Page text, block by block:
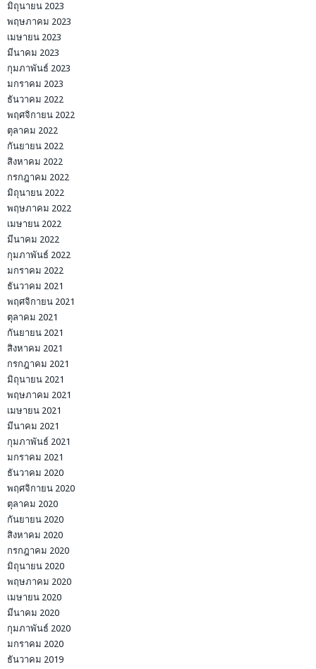
มิถุนายน 2023
พฤษภาคม 2023
เมษายน 2023
มีนาคม 2023
กุมภาพันธ์ 2023
มกราคม 2023
ธันวาคม 2022
พฤศจิกายน 2022
ตุลาคม 2022
กันยายน 2022
สิงหาคม 2022
กรกฎาคม 2022
มิถุนายน 2022
พฤษภาคม 2022
เมษายน 2022
มีนาคม 2022
กุมภาพันธ์ 2022
มกราคม 2022
ธันวาคม 2021
พฤศจิกายน 2021
ตุลาคม 2021
กันยายน 2021
สิงหาคม 2021
กรกฎาคม 2021
มิถุนายน 2021
พฤษภาคม 2021
เมษายน 2021
มีนาคม 2021
กุมภาพันธ์ 2021
มกราคม 2021
ธันวาคม 2020
พฤศจิกายน 2020
ตุลาคม 2020
กันยายน 2020
สิงหาคม 2020
กรกฎาคม 2020
มิถุนายน 2020
พฤษภาคม 2020
เมษายน 2020
มีนาคม 2020
กุมภาพันธ์ 2020
มกราคม 2020
ธันวาคม 2019